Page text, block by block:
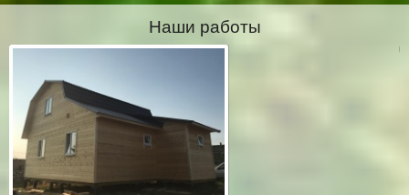
Наши работы